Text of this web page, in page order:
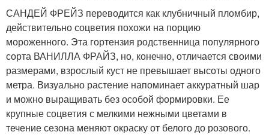
САНДЕЙ ФРЕЙЗ переводится как клубничный пломбир,
действительно соцветия похожи на порцию
мороженного. Эта гортензия родственница популярного
сорта ВАНИЛЛА ФРАЙЗ, но, конечно, отличается своими
размерами, взрослый куст не превышает высоты одного
метра. Визуально растение напоминает аккуратный шар
и можно выращивать без особой формировки. Ее
крупные соцветия с мелкими нежными цветами в
течение сезона меняют окраску от белого до розового.